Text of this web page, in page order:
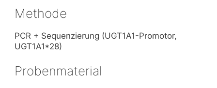
Methode
PCR + Sequenzierung (UGT1A1-Promotor,
UGT1A1*28)
Probenmaterial